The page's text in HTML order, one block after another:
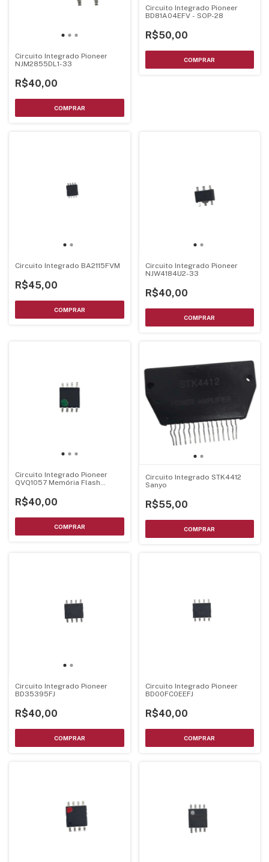
Circuito Integrado Pioneer
NJM2855DL1-33
R$40,00
Circuito Integrado Pioneer
BD81A04EFV - SOP-28
R$50,00
Circuito Integrado BA2115FVM
R$45,00
Circuito Integrado Pioneer
NJW4184U2-33
R$40,00
Circuito Integrado Pioneer
QVQ1057 Memória Flash
R$40,00
Circuito Integrado STK4412
Sanyo
R$55,00
Circuito Integrado Pioneer
BD35395FJ
R$40,00
Circuito Integrado Pioneer
BD00FC0EEFJ
R$40,00